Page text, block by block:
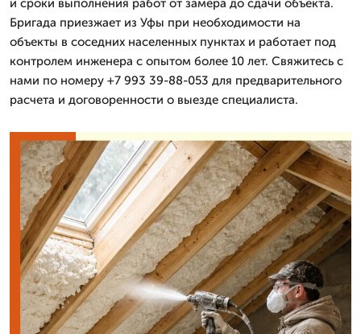
и сроки выполнения работ от замера до сдачи объекта.
Бригада приезжает из Уфы при необходимости на
объекты в соседних населенных пунктах и работает под
контролем инженера с опытом более 10 лет. Свяжитесь с
нами по номеру +7 993 39-88-053 для предварительного
расчета и договоренности о выезде специалиста.